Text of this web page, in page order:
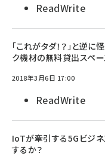
ReadWrite
「これがタダ！？」と逆に
ク機材の無料貸出スペ
2018年3月6日 17:00
ReadWrite
IoTが牽引する5Gビジ
するか？